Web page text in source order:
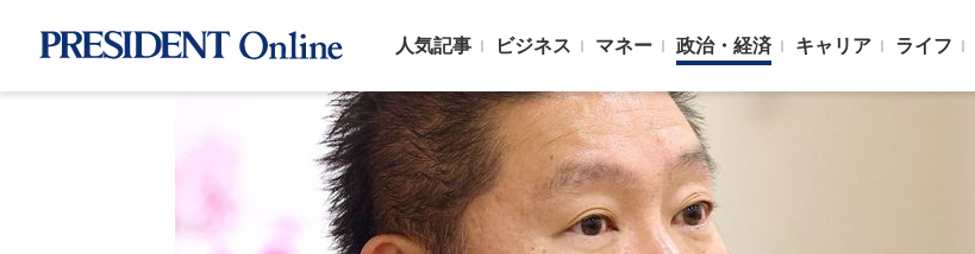
人気記事 ビジネス マネー 政治・経済 キャリア ライフ